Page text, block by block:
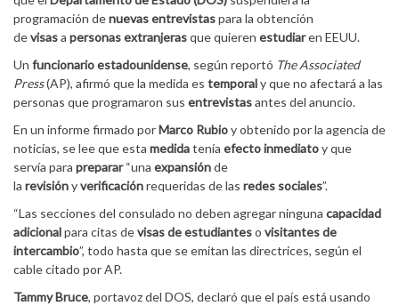
programación denuevas entrevistaspara la obtención
devisasa personas extranjerasque quieren estudiaren EEUU.
Un funcionario estadounidense, según reportó The Associated
Press(AP), afirmó que la medida es temporaly que no afectará a las
personas que programaron sus entrevistasantes del anuncio.
En un informe firmado porMarco Rubioy obtenido por la agencia de
noticias, se lee que esta medidatenía efecto inmediatoy que
servía para preparar“una expansiónde
la revisiónyverificaciónrequeridas de las redes sociales”.
“Las secciones del consulado no deben agregar ninguna capacidad
adicionalpara citas devisas de estudianteso visitantes de
intercambio”, todo hasta que se emitan las directrices, según el
cable citado por AP.
Tammy Bruce, portavoz del DOS, declaró que el país está usando